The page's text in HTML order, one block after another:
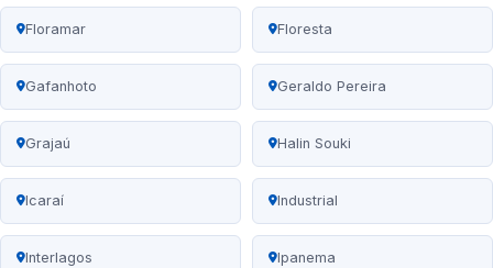
Floramar Floresta
Gafanhoto Geraldo Pereira
Grajaú Halin Souki
Icaraí Industrial
Interlagos Ipanema